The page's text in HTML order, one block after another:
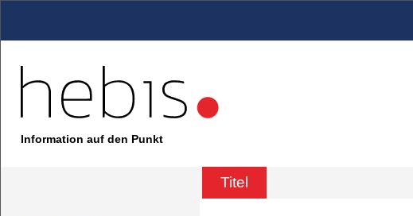
Information auf den Punkt
Titel